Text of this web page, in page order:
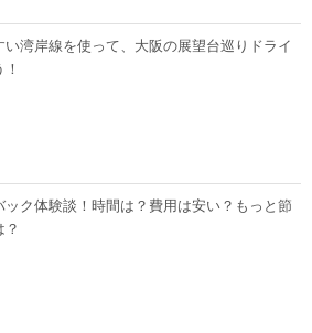
い湾岸線を使って、大阪の展望台巡りドライ
ック体験談！時間は？費用は安い？もっと節
？